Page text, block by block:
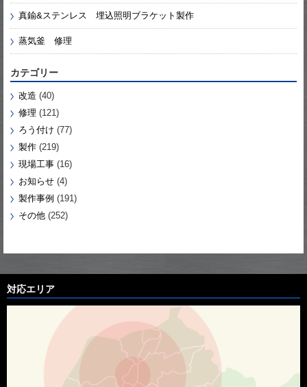
真鍮&ステンレス 埋込照明ブラケット製作
蒸気釜 修理
カテゴリー
改造 (40)
修理 (121)
ろう付け (77)
製作 (219)
現場工事 (16)
お知らせ (4)
製作事例 (191)
その他 (252)
対応エリア